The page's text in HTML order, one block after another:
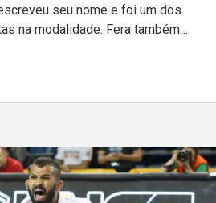
seu nome e foi um dos
na modalidade. Fera também…